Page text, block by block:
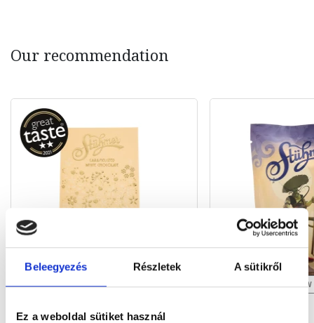
Beleegyezés Részletek A sütikről
Ez a weboldal sütiket használ
Our recommendation
NEW